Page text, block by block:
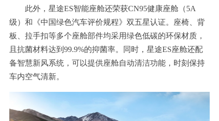
此外，星途ES智能座舱还荣获CN95健康座舱（5A
级）和《中国绿色汽车评价规程》双五星认证。座椅、背
板、拉手扣等多个座舱部件均采用绿色低碳的环保材质，
且抗菌材料达到99.9%的抑菌率。同时，星途ES座舱还配
备智慧新风系统，可以提供座舱自动清洁功能，时刻保持
车内空气清新。